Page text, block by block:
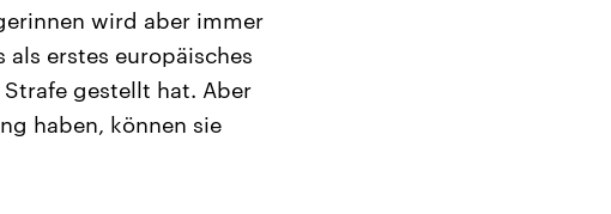
wird aber immer
erstes europäisches
gestellt hat. Aber
haben, können sie